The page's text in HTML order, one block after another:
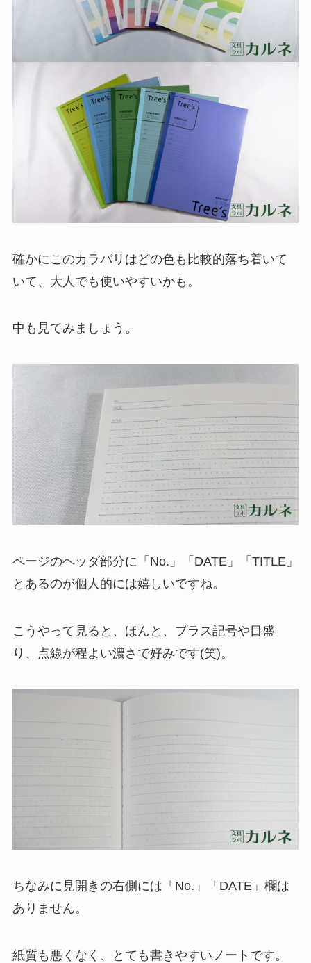
確かにこのカラバリはどの色も比較的落ち着いて
いて、大人でも使いやすいかも。
中も見てみましょう。
ページのヘッダ部分に「No.」「DATE」「TITLE」
とあるのが個人的には嬉しいですね。
こうやって見ると、ほんと、プラス記号や目盛
り、点線が程よい濃さで好みです(笑)。
ちなみに見開きの右側には「No.」「DATE」欄は
ありません。
紙質も悪くなく、とても書きやすいノートです。